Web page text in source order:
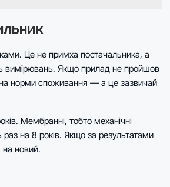
Це не примха постачальника, а
вимірювань. Якщо прилад не пройшов
норми споживання — а це зазвичай
Мембранні, тобто механічні
на 8 років. Якщо за результатами
на новий.